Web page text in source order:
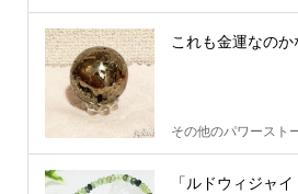
これも金運なのか
その他のパワースト
「ルドウィジャ